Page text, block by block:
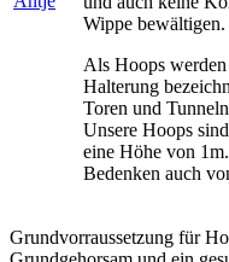
Wippe bewältigen.
Als Hoops
Halterung
Toren und
Unsere Hoops
eine Höhe von
Bedenken auch
Grundvorraussetzung für